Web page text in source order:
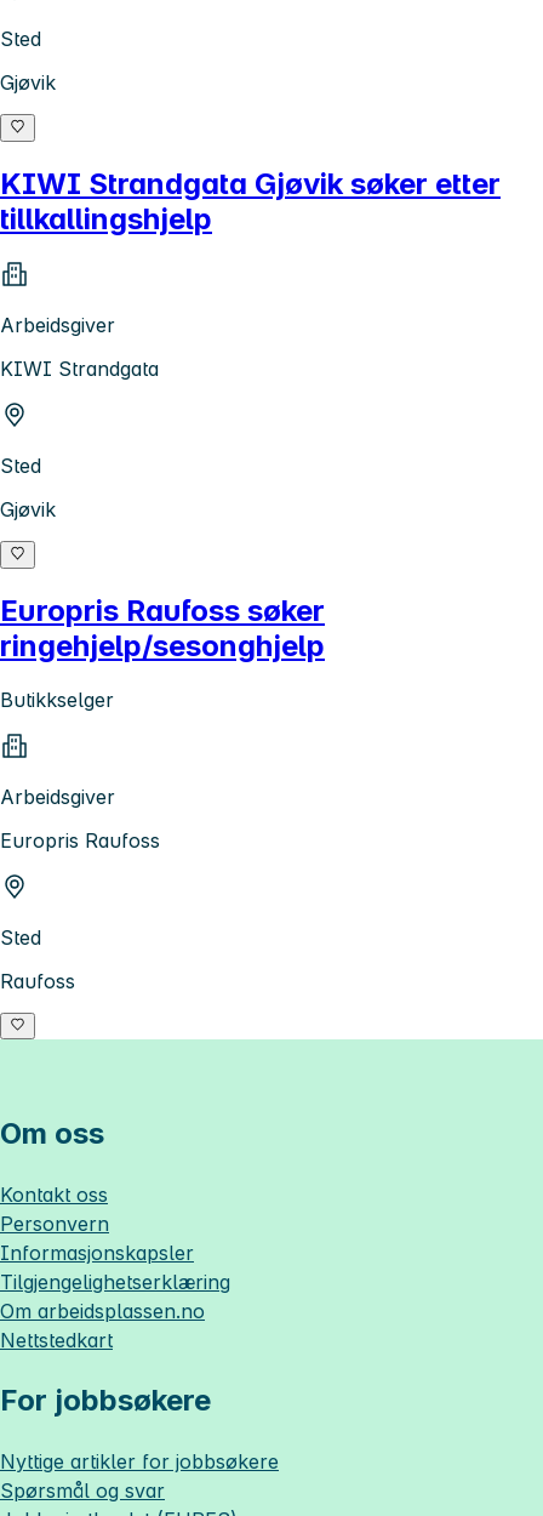
Sted
Gjøvik
KIWI Strandgata Gjøvik søker etter
tillkallingshjelp
Arbeidsgiver
KIWI Strandgata
Sted
Gjøvik
Europris Raufoss søker
ringehjelp/sesonghjelp
Butikkselger
Arbeidsgiver
Europris Raufoss
Sted
Raufoss
Om oss
Kontakt oss
Personvern
Informasjonskapsler
Tilgjengelighetserklæring
Om arbeidsplassen.no
Nettstedkart
For jobbsøkere
Nyttige artikler for jobbsøkere
Spørsmål og svar